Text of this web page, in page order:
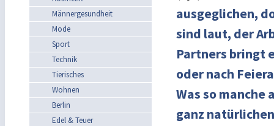
Männergesundheit
Mode
Sport
Technik
Tierisches
Wohnen
Berlin
Edel & Teuer
ausgeglichen,
sind laut, der
Partners bringt
oder nach
Was so
ganz